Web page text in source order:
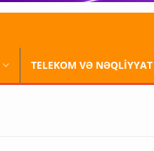
TELEKOM VƏ NƏQLİYYAT